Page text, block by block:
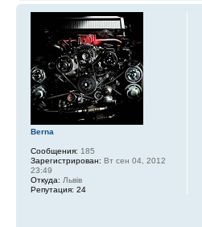
Berna
Сообщения: 185
Зарегистрирован: Вт сен 04, 2012
23:49
Откуда: Львів
Репутация: 24